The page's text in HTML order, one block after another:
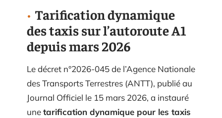
Tarification dynamique
des taxis sur l’autoroute A1
depuis mars 2026
Le décret n°2026-045 de l’Agence Nationale
des Transports Terrestres (ANTT), publié au
Journal Officiel le 15 mars 2026, a instauré
unetarification dynamique pour les taxis